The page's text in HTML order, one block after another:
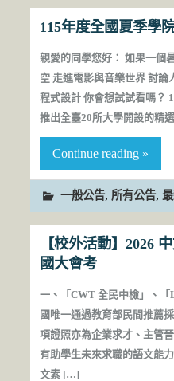
115年度全國夏季學
親愛的同學您好： 如果一
空 走進電影與音樂世界 討論
程式設計 你會想試試看嗎？
推出全臺20所大學開設的精
Continue reading »
一般公告, 所有公告,
【校外活動】2026
國大會考
一、「CWT 全民中檢」、
國唯一通過教育部民間推薦
項證照亦為企業求才、主管
有助學生未來求職的語文能
文素 […]